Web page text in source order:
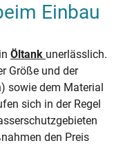
Einbau
Öltank unerlässlich.
Größe und der
sowie dem Material
sich in der Regel
den Preis